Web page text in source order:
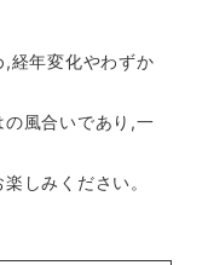
経年変化やわずか
の風合いであり,一
しみください。